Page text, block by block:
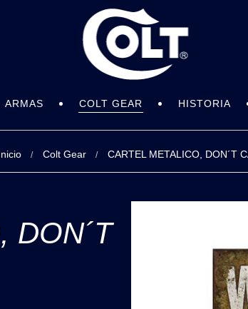
ARMAS COLT GEAR HISTORIA
/ Colt Gear / CARTEL METALICO, DON´T
DON´T